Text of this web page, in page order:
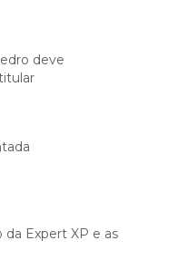
deve
da Expert XP e as